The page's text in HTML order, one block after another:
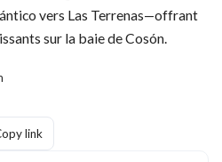
vers Las Terrenas—offrant
sur la baie de Cosón.
link